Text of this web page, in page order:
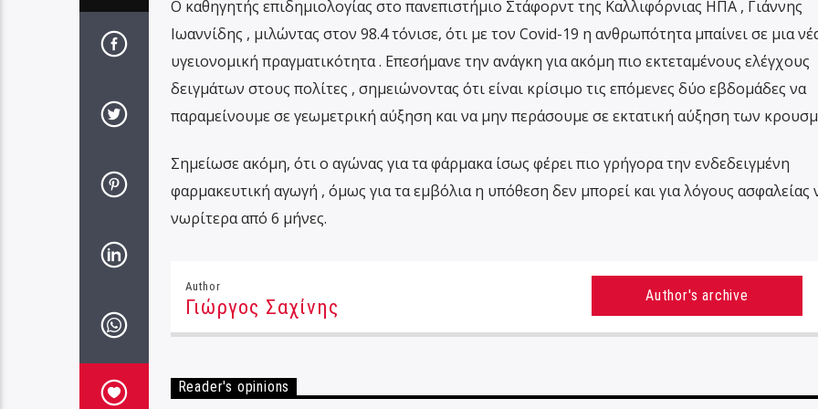
Ο καθηγητής επιδημιολογίας στο πανεπιστήμιο Στάφορντ της Καλλιφόρνιας ΗΠΑ , Γιάννης
Ιωαννίδης , μιλώντας στον 98.4 τόνισε, ότι με τον Covid-19 η ανθρωπότητα μπαίνει σε μια
υγειονομική πραγματικότητα . Επεσήμανε την ανάγκη για ακόμη πιο εκτεταμένους ελέγχους
δειγμάτων στους πολίτες , σημειώνοντας ότι είναι κρίσιμο τις επόμενες δύο εβδομάδες να
παραμείνουμε σε γεωμετρική αύξηση και να μην περάσουμε σε εκτατική αύξηση των
Σημείωσε ακόμη, ότι ο αγώνας για τα φάρμακα ίσως φέρει πιο γρήγορα την ενδεδειγμένη
φαρμακευτική αγωγή , όμως για τα εμβόλια η υπόθεση δεν μπορεί και για λόγους ασφαλείας
νωρίτερα από 6 μήνες.
Author
Γιώργος Σαχίνης Author's archive
Reader's opinions